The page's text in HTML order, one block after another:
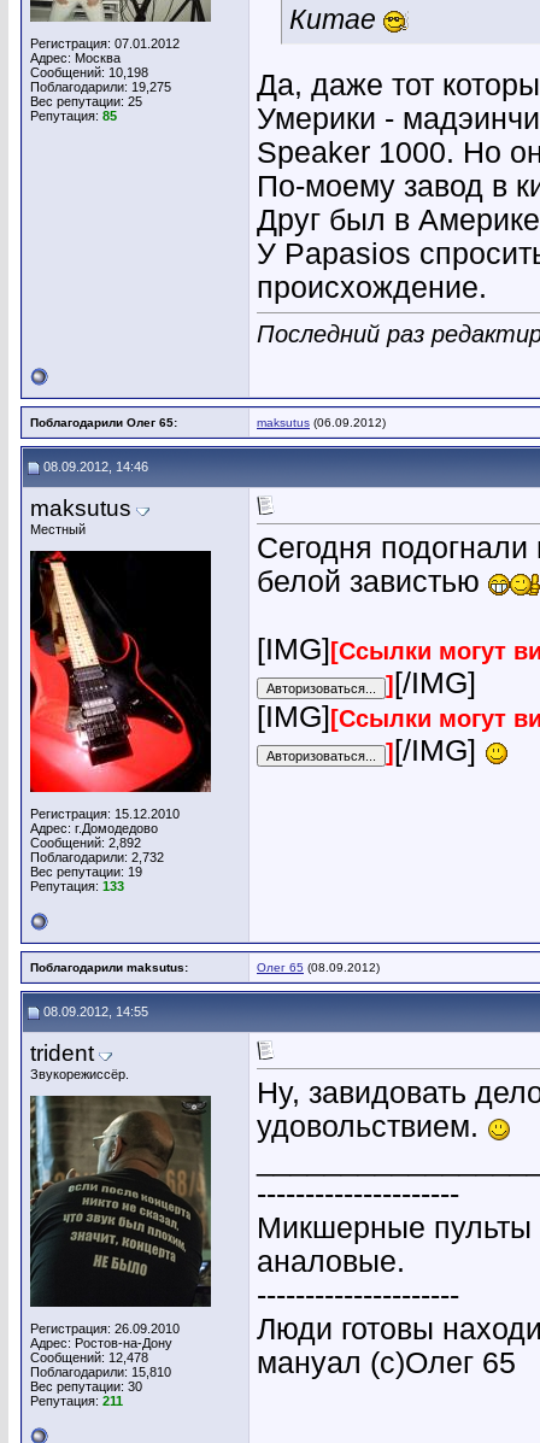
Регистрация: 07.01.2012
Адрес: Москва
Сообщений: 10,198
Поблагодарили: 19,275
Вес репутации: 25
Репутация: 85
Китае
Да, даже тот
Умерики -
Speaker 1000. Но
По-моему завод в
Друг был в
У Papasios
происхождение.
Последний раз
Поблагодарили Олег 65: maksutus (06.09.2012)
08.09.2012, 14:46
maksutus
Местный
Регистрация: 15.12.2010
Адрес: г.Домодедово
Сообщений: 2,892
Поблагодарили: 2,732
Вес репутации: 19
Репутация: 133
Сегодня подогнали
белой завистью
[IMG] [Ссылки могут
] [/IMG]
[IMG] [Ссылки могут
] [/IMG]
Поблагодарили maksutus: Олег 65 (08.09.2012)
08.09.2012, 14:55
trident
Звукорежиссёр.
Регистрация: 26.09.2010
Адрес: Ростов-на-Дону
Сообщений: 12,478
Поблагодарили: 15,810
Вес репутации: 30
Репутация: 211
Ну, завидовать
удовольствием.
---------------------
Микшерные пульты
аналовые.
---------------------
Люди готовы
мануал (с)Олег 65